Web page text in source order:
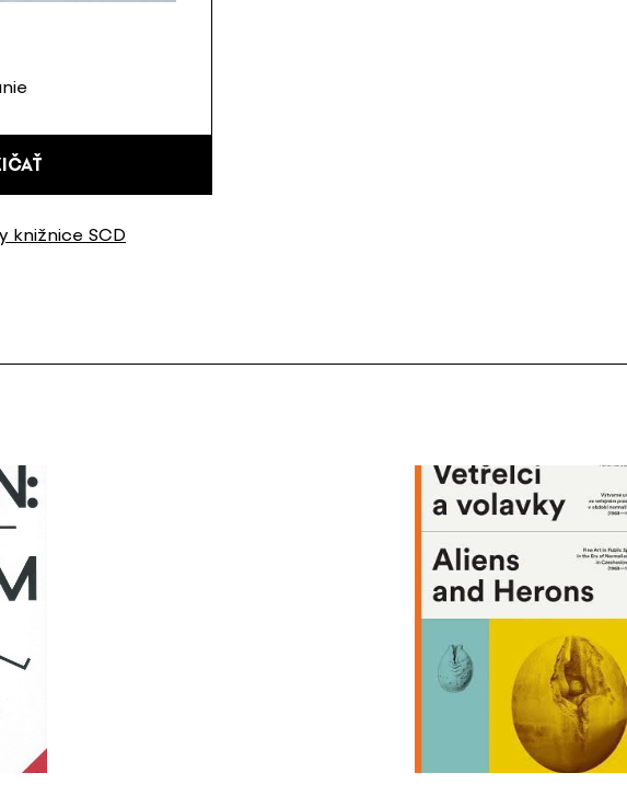
knižnice SCD